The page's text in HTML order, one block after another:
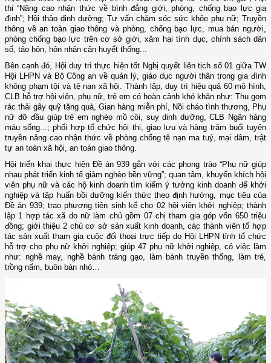
thi “Nâng cao nhận thức về bình đẳng giới, phòng, chống bạo lực gia
đình”; Hội thảo dinh dưỡng; Tư vấn chăm sóc sức khỏe phụ nữ; Truyền
thông vềan toàn giao thông và phòng, chống bạo lực, mua bán người,
phòng chống bạo lực trên cơ sở giới, xâm hại tình dục, chính sách dân
số, tảo hôn, hôn nhân cận huyết thống...
Bên cạnh đó, Hội duy trì thực hiện tốt Nghị quyết liên tịch số 01 giữa TW
Hội LHPN và Bộ Công an về quản lý, giáo dục người thân trong gia đình
không phạm tội và tệ nạn xã hội. Thành lập, duy trì hiệu quả 60 mô hình,
CLB hỗ trợ hội viên, phụ nữ, trẻ em có hoàn cảnh khó khăn như: Thu gom
rác thải gây quỹ tặng quà, Gian hàng miễn phí, Nồi cháo tình thương, Phụ
nữ đỡ đầu giúp trẻ em nghèo mồ côi, suy dinh dưỡng, CLB Ngân hàng
máu sống...; phối hợp tổ chức hội thi, giao lưu và hàng trăm buổi tuyên
truyền nâng cao nhận thức về phòng chống tệ nạn ma tuý, mại dâm, trật
tự an toàn xã hội, an toàn giao thông.
Hội triển khai thực hiện Đề án 939 gắn với các phong trào “Phụ nữ giúp
nhau phát triển kinh tế giảm nghèo bền vững”; quan tâm, khuyến khích hội
viên phụ nữ và các hộ kinh doanh tìm kiếm ý tưởng kinh doanh để khởi
nghiệp và tập huấn bồi dưỡng kiến thức theo định hướng, mục tiêu của
Đề án 939; trao phương tiện sinh kế cho 02 hội viên khởi nghiệp; thành
lập 1
hợp tác xã do nữ làm chủ gồm 07 chị tham gia góp vốn 650 triệu
đồng; giới thiệu 2 chủ cơ sở sản xuất kinh doanh, các thành viên tổ hợp
tác sản xuất tham gia cuộc đối thoại trực tiếp do Hội LHPN tỉnh tổ chức
hỗ trợ cho phụ nữ khởi nghiệp; giúp 47 phụ nữ khởi nghiệp, có việc làm
như: nghề may, nghề bánh tráng gạo, làm bánh truyền thống, làm tré,
trồng nấm, buôn bán nhỏ…